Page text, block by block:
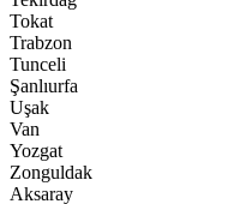
Tokat
Trabzon
Tunceli
Şanlıurfa
Uşak
Van
Yozgat
Zonguldak
Aksaray